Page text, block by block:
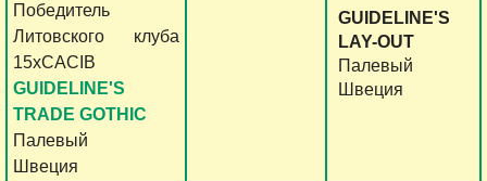
Победитель
Литовского клуба
15xCACIB
GUIDELINE'S
TRADE GOTHIC
Палевый
Швеция
GUIDELINE'S
LAY-OUT
Палевый
Швеция